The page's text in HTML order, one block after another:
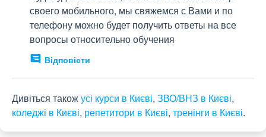
своего мобильного, мы свяжемся с Вами и по
телефону можно будет получить ответы на все
вопросы относительно обучения
Відповісти
Дивіться такожусі курси в Києві, ЗВО/ВНЗ в Києві,
коледжі в Києві, репетитори в Києві, тренінги в Києві.